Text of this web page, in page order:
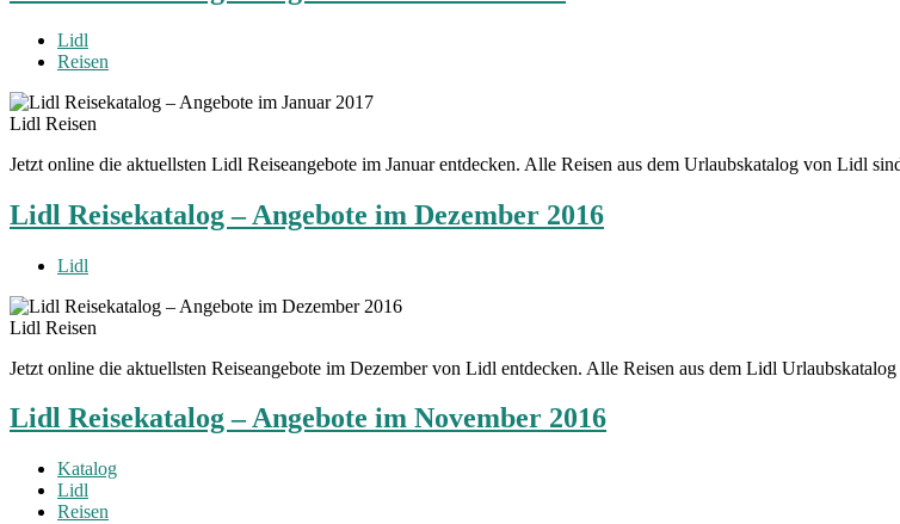
Lidl
Reisen
Lidl Reisen
Jetzt online die aktuellsten Lidl Reiseangebote im Januar entdecken. Alle Reisen aus dem Urlaubskatalog von Lidl
Lidl Reisekatalog – Angebote im Dezember 2016
Lidl
Lidl Reisen
Jetzt online die aktuellsten Reiseangebote im Dezember von Lidl entdecken. Alle Reisen aus dem Lidl
Lidl Reisekatalog – Angebote im November 2016
Katalog
Lidl
Reisen